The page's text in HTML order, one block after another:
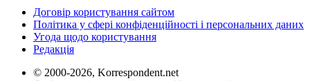
Договір користування сайтом
Політика у сфері конфіденційності і персональних даних
Угода щодо користування
Редакція
© 2000-2026, Korrespondent.net